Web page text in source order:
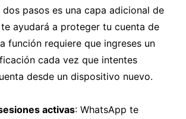
pasos es una capa adicional de
ayudará a proteger tu cuenta de
función requiere que ingreses un
cada vez que intentes
desde un dispositivo nuevo.
activas: WhatsApp te